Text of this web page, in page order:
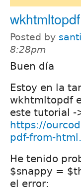
Posted by
8:28pm
Buen día
Estoy en la
wkhtmltopdf
este tutorial -
https://
pdf-from-
He tenido
$snappy =
el error: